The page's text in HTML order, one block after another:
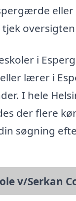
eller
i
lærer i
I hele
der flere
søgning
v/Serkan